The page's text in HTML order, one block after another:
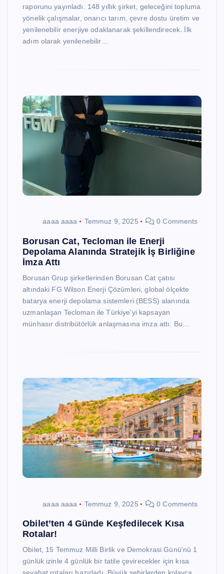
raporunu yayınladı. 148 yıllık şirket, geleceğini topluma
yönelik çalışmalar, onarıcı tarım, çevre dostu üretim ve
yenilenebilir enerjiye odaklanarak şekillendirecek. İlk
adım olarak yenilenebilir…
aaaa aaaa Temmuz 9, 2025 0 Comments
Borusan Cat, Tecloman ile Enerji
Depolama Alanında Stratejik İş Birliğine
İmza Attı
Borusan Grup şirketlerinden Borusan Cat çatısı
altındaki FG Wilson Enerji Çözümleri, global ölçekte
batarya enerji depolama sistemleri (BESS) alanında
uzmanlaşan Tecloman ile Türkiye’yi kapsayan
münhasır distribütörlük anlaşmasına imza attı. Bu…
aaaa aaaa Temmuz 9, 2025 0 Comments
Obilet’ten 4 Günde Keşfedilecek Kısa
Rotalar!
Obilet, 15 Temmuz Milli Birlik ve Demokrasi Günü’nü 1
günlük izinle 4 günlük bir tatile çevirecekler için kısa